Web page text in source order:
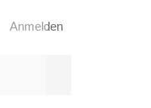
Anmelden